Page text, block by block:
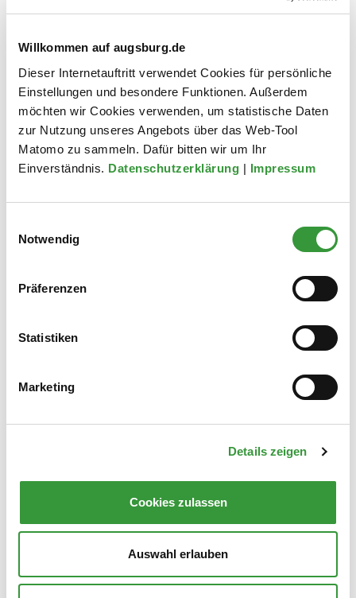
Willkommen auf augsburg.de
Dieser Internetauftritt verwendet Cookies für persönliche
Einstellungen und besondere Funktionen. Außerdem
möchten wir Cookies verwenden, um statistische Daten
zur Nutzung unseres Angebots über das Web-Tool
Matomo zu sammeln. Dafür bitten wir um Ihr
Einverständnis. Datenschutzerklärung | Impressum
Notwendig
Präferenzen
Statistiken
Marketing
Details zeigen
Cookies zulassen
Auswahl erlauben
Fr 07:30–12:00 Uhr
Ablauf des Projekts SMSA
Gefördert durch: